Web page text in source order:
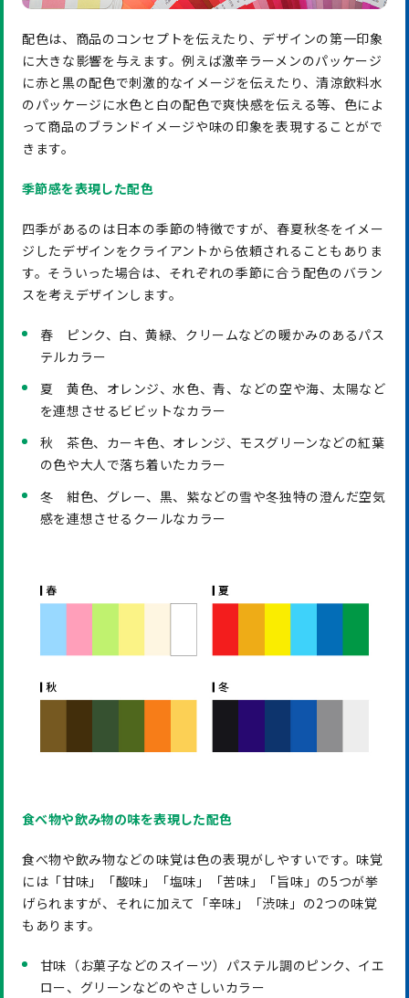
配色は、商品のコンセプトを伝えたり、デザインの第一印象
に大きな影響を与えます。例えば激辛ラーメンのパッケージ
に赤と黒の配色で刺激的なイメージを伝えたり、清涼飲料水
のパッケージに水色と白の配色で爽快感を伝える等、色によ
って商品のブランドイメージや味の印象を表現することがで
きます。
季節感を表現した配色
四季があるのは日本の季節の特徴ですが、春夏秋冬をイメー
ジしたデザインをクライアントから依頼されることもありま
す。そういった場合は、それぞれの季節に合う配色のバラン
スを考えデザインします。
春 ピンク、白、黄緑、クリームなどの暖かみのあるパス
テルカラー
夏 黄色、オレンジ、水色、青、などの空や海、太陽など
を連想させるビビットなカラー
秋 茶色、カーキ色、オレンジ、モスグリーンなどの紅葉
の色や大人で落ち着いたカラー
冬 紺色、グレー、黒、紫などの雪や冬独特の澄んだ空気
感を連想させるクールなカラー
食べ物や飲み物の味を表現した配色
食べ物や飲み物などの味覚は色の表現がしやすいです。味覚
には「甘味」「酸味」「塩味」「苦味」「旨味」の5つが挙
げられますが、それに加えて「辛味」「渋味」の2つの味覚
もあります。
甘味（お菓子などのスイーツ）パステル調のピンク、イエ
ロー、グリーンなどのやさしいカラー